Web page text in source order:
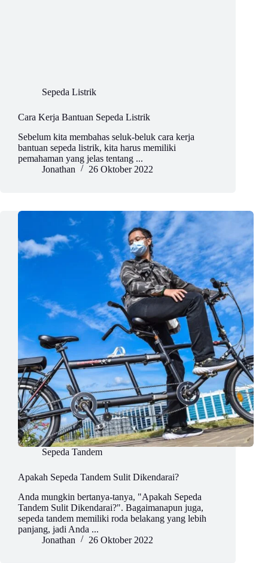
Sepeda Listrik
Cara Kerja Bantuan Sepeda Listrik
Sebelum kita membahas seluk-beluk cara kerja
bantuan sepeda listrik, kita harus memiliki
pemahaman yang jelas tentang ...
Jonathan
26 Oktober 2022
Sepeda Tandem
Apakah Sepeda Tandem Sulit Dikendarai?
Anda mungkin bertanya-tanya, "Apakah Sepeda
Tandem Sulit Dikendarai?". Bagaimanapun juga,
sepeda tandem memiliki roda belakang yang lebih
panjang, jadi Anda ...
Jonathan
26 Oktober 2022